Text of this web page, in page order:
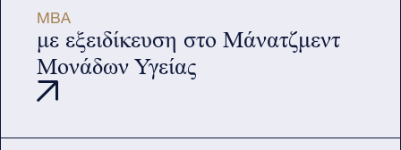
MBA
με εξειδίκευση στο Μάνατζμεντ
Μονάδων Υγείας